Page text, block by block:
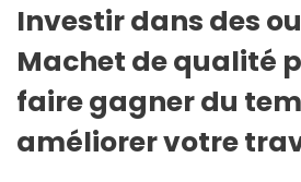
Investir dans des
Machet de qualité
faire gagner du
améliorer votre